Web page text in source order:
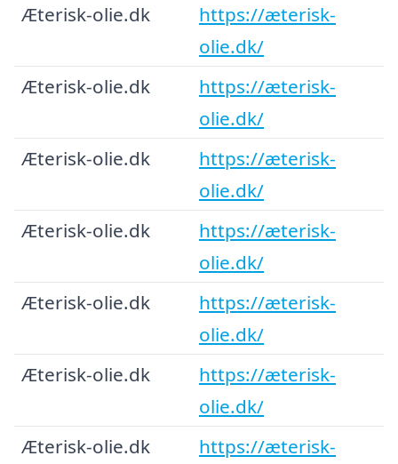
Æterisk-olie.dk
https://æterisk-
olie.dk/
Æterisk-olie.dk
https://æterisk-
olie.dk/
Æterisk-olie.dk
https://æterisk-
olie.dk/
Æterisk-olie.dk
https://æterisk-
olie.dk/
Æterisk-olie.dk
https://æterisk-
olie.dk/
Æterisk-olie.dk
https://æterisk-
olie.dk/
Æterisk-olie.dk
https://æterisk-